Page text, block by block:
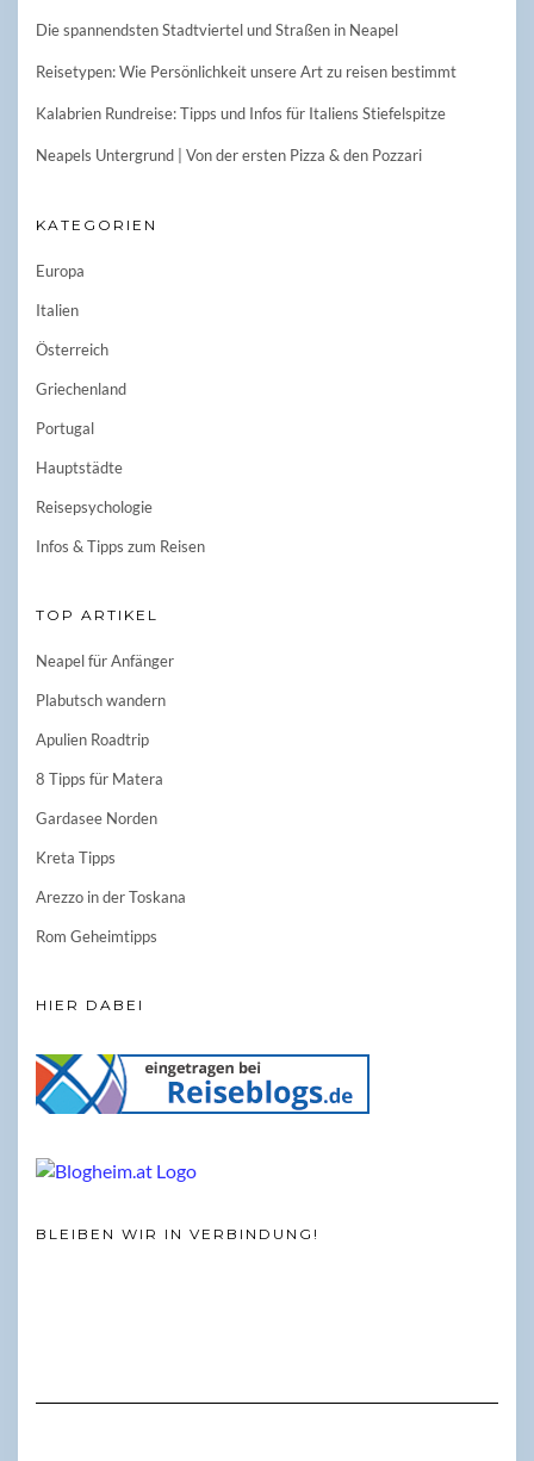
Die spannendsten Stadtviertel und Straßen in Neapel
Reisetypen: Wie Persönlichkeit unsere Art zu reisen bestimmt
Kalabrien Rundreise: Tipps und Infos für Italiens Stiefelspitze
Neapels Untergrund | Von der ersten Pizza & den Pozzari
KATEGORIEN
Europa
Italien
Österreich
Griechenland
Portugal
Hauptstädte
Reisepsychologie
Infos & Tipps zum Reisen
TOP ARTIKEL
Neapel für Anfänger
Plabutsch wandern
Apulien Roadtrip
8 Tipps für Matera
Gardasee Norden
Kreta Tipps
Arezzo in der Toskana
Rom Geheimtipps
HIER DABEI
BLEIBEN WIR IN VERBINDUNG!